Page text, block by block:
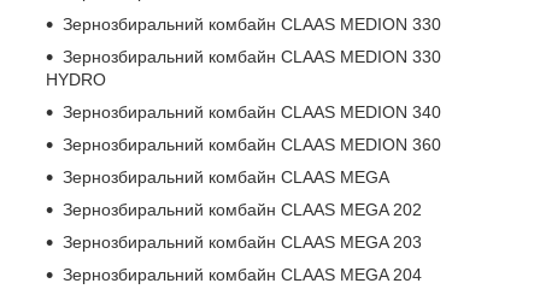
Зернозбиральний комбайн CLAAS MEDION 330
Зернозбиральний комбайн CLAAS MEDION 330
HYDRO
Зернозбиральний комбайн CLAAS MEDION 340
Зернозбиральний комбайн CLAAS MEDION 360
Зернозбиральний комбайн CLAAS MEGA
Зернозбиральний комбайн CLAAS MEGA 202
Зернозбиральний комбайн CLAAS MEGA 203
Зернозбиральний комбайн CLAAS MEGA 204